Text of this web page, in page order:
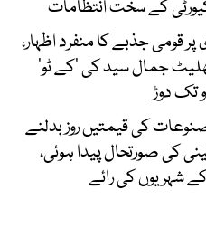
کے سخت انتظامات
قومی جذبے کا منفرد اظہار،
جمال سید کی ’کے ٹو‘
تک دوڑ
کی قیمتیں روز بدلنے
کی صورتحال پیدا ہوئی،
کے شہریوں کی رائے